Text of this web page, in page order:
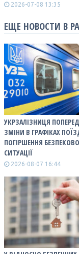
2026-07-08 13:35
ЕЩЕ НОВОСТИ В
УКРЗАЛІЗНИЦЯ
ЗМІНИ В ГРАФІКАХ
ПОГІРШЕННЯ
СИТУАЦІЇ
2026-08-07 16:44